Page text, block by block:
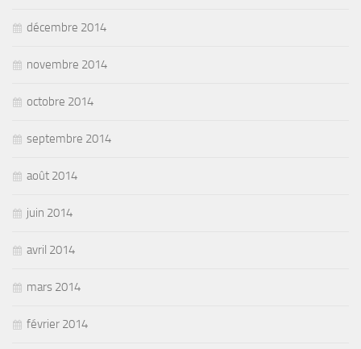
décembre 2014
novembre 2014
octobre 2014
septembre 2014
août 2014
juin 2014
avril 2014
mars 2014
février 2014